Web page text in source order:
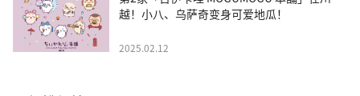
越！小八、乌萨奇变身可爱地瓜！
2025.02.12